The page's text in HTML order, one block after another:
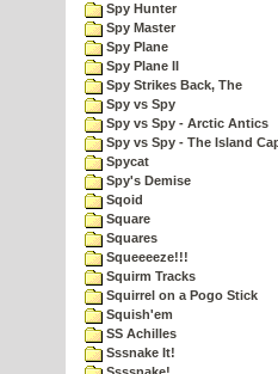
Spy Hunter
Spy Master
Spy Plane
Spy Plane II
Spy Strikes Back, The
Spy vs Spy
Spy vs Spy - Arctic Antics
Spy vs Spy - The Island
Spycat
Spy's Demise
Sqoid
Square
Squares
Squeeeeze!!!
Squirm Tracks
Squirrel on a Pogo Stick
Squish'em
SS Achilles
Sssnake It!